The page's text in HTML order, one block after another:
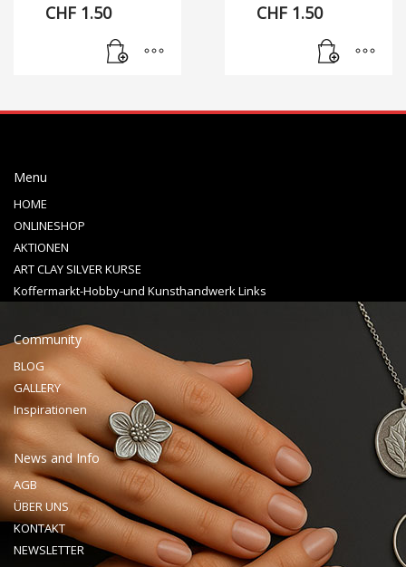
CHF 1.50 CHF1.50
Menu
HOME
ONLINESHOP
AKTIONEN
ART CLAY SILVER KURSE
Koffermarkt-Hobby-und Kunsthandwerk Links
Community
BLOG
GALLERY
Inspirationen
News and Info
AGB
ÜBER UNS
KONTAKT
NEWSLETTER